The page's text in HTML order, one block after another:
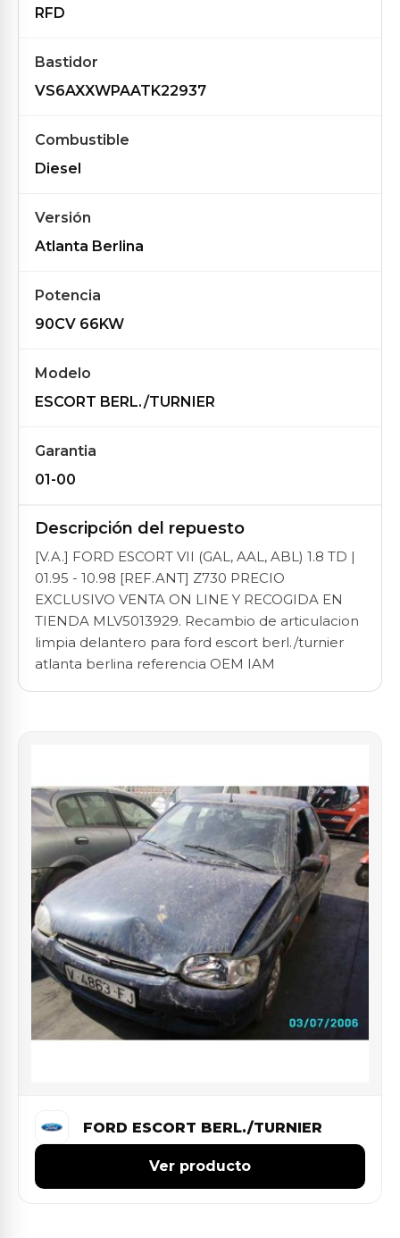
RFD
Bastidor
VS6AXXWPAATK22937
Combustible
Diesel
Versión
Atlanta Berlina
Potencia
90CV 66KW
Modelo
ESCORT BERL./TURNIER
Garantia
01-00
Descripción del repuesto
[V.A.] FORD ESCORT VII (GAL, AAL, ABL) 1.8 TD |
01.95 - 10.98 [REF.ANT] Z730 PRECIO
EXCLUSIVO VENTA ON LINE Y RECOGIDA EN
TIENDA MLV5013929. Recambio de articulacion
limpia delantero para ford escort berl./turnier
atlanta berlina referencia OEM IAM
FORD ESCORT BERL./TURNIER
Ver producto